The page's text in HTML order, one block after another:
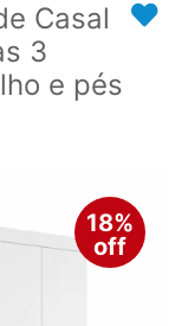
Casal
3
e pés
18%
off